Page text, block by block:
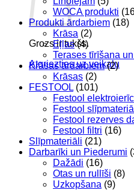
Grozs ir tukšs.
Atgriezties uz veikalu
WOCA produkti
Produkti ārdarbiem (18)
Krāsa (2)
Eļļas (4)
Terases tīrīšana
Krāsas ārdarbiem (2)
Krāsas (2)
FESTOOL (101)
Festool
Festool
Festool rezerves
Festool filtri (16)
Slīpmateriāli (21)
Darbarīki un Piederumi
Dažādi (16)
Otas un rullīši (8)
Uzkopšana (9)